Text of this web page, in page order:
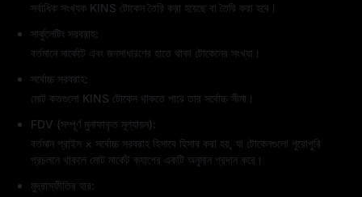
সর্বাধিক সংখ্যক KINS টোকেন তৈরি করা হয়েছে বা তৈরি করা হবে।
সার্কুলেটিং সরবরাহ:
বর্তমানে মার্কেটে এবং জনসাধারণের হাতে থাকা টোকেনের সংখ্যা।
সর্বোচ্চ সরবরাহ:
মোট কতগুলো KINS টোকেন থাকতে পারে তার সর্বোচ্চ সীমা।
FDV (সম্পূর্ণ মুনাফাকৃত মূল্যায়ন):
বর্তমান প্রাইস × সর্বোচ্চ সরবরাহ হিসাবে হিসাব করা হয়, যা টোকেনগুলো পুরোপুরি
প্রচলনে থাকলে মোট মার্কেট ক্যাপের একটি অনুমান প্রদান করে।
মুদ্রাস্ফীতির হার: